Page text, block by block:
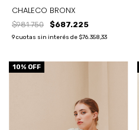
CHALECO BRONX
$981.750 $687.225
9cuotas sin interés de $76.358,33
10% OFF